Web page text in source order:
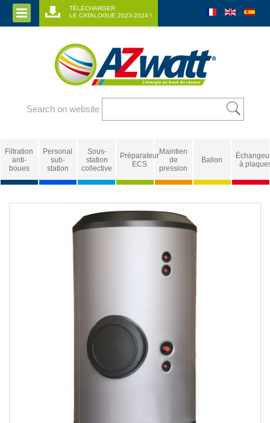
TÉLÉCHARGER
LE CATALOGUE 2023-2024 !
Search on website
Filtration
anti-
boues
Personal
sub-
station
Sous-
station
collective
Préparateur
ECS
Maintien
de
pression
Ballon
à